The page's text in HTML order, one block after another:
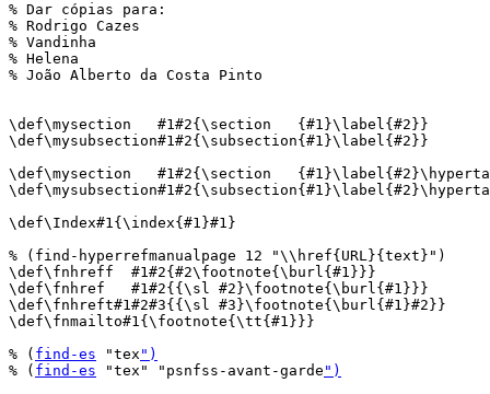
% Dar cópias para:
% Rodrigo Cazes
% Vandinha
% Helena
% João Alberto da Costa Pinto
\def\mysection   #1#2{\section   {#1}\label{#2}}
\def\mysubsection#1#2{\subsection{#1}\label{#2}}
\def\mysection   #1#2{\section
\def\Index#1{\index{#1}#1}
% (find-hyperrefmanualpage 12 "\\href{URL}{text}")
\def\fnhreff  #1#2{#2\footnote{\burl{#1}}}
\def\fnhref   #1#2{{\sl #2}\footnote{\burl{#1}}}
\def\fnhreft#1#2#3{{\sl #3}\footnote{\burl{#1}#2}}
\def\fnmailto#1{\footnote{\tt{#1}}}
% ( find-es "tex ")
% ( find-es "tex" "psnfss-avant-garde ")